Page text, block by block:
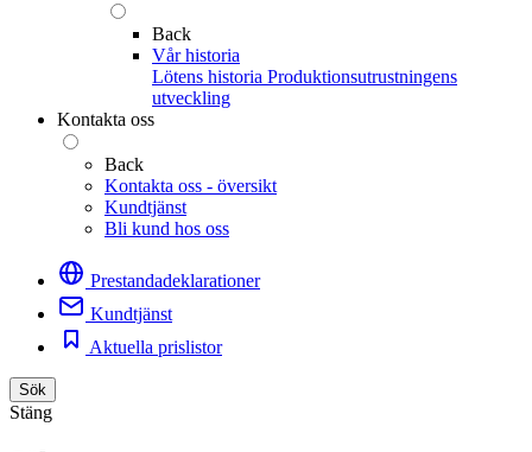
Back
Vår historia
Lötens historia Produktionsutrustningens
utveckling
Kontakta oss
Back
Kontakta oss - översikt
Kundtjänst
Bli kund hos oss
Prestandadeklarationer
Kundtjänst
Aktuella prislistor
Sök
Stäng